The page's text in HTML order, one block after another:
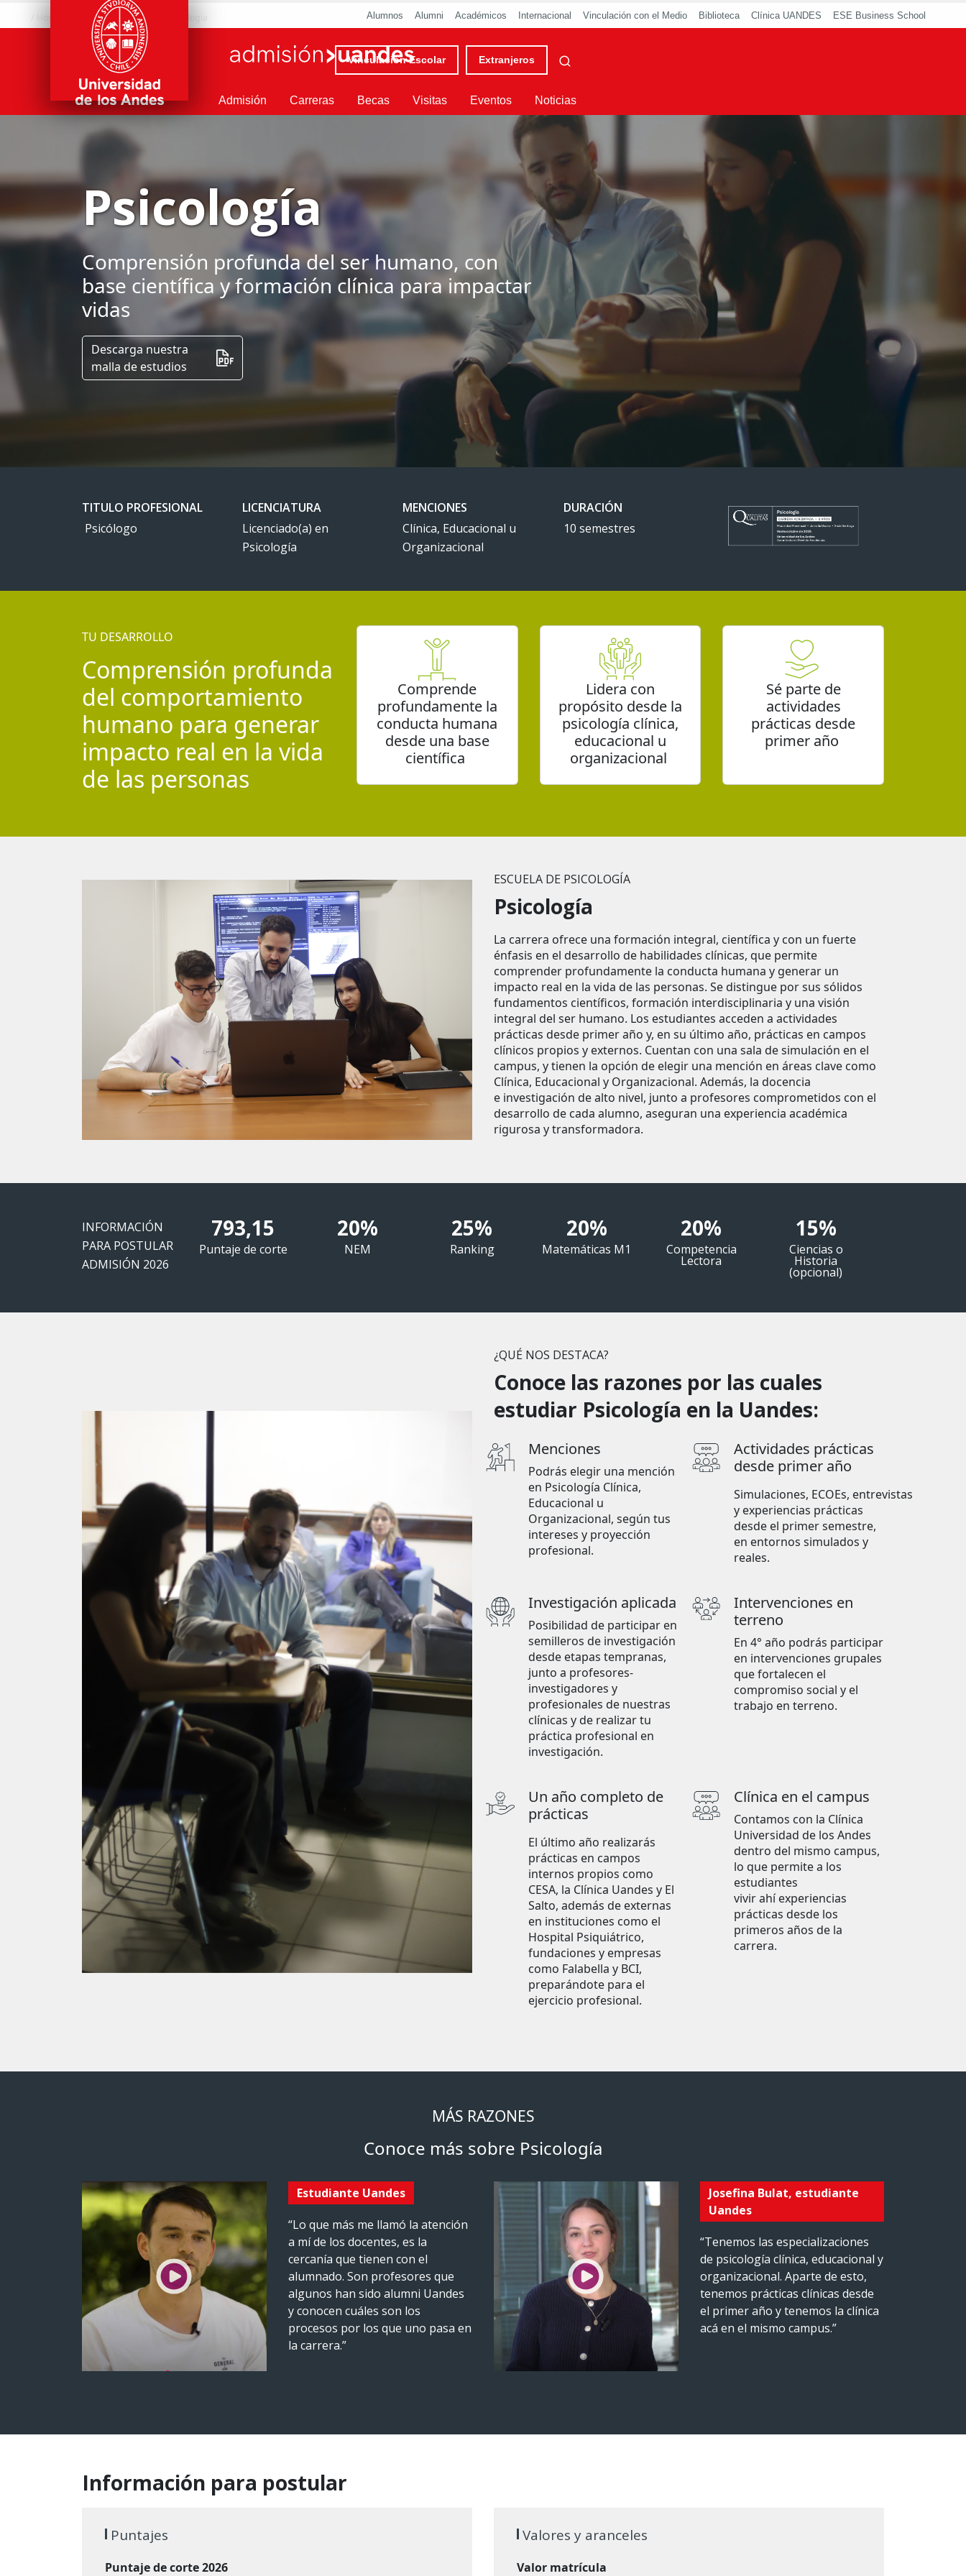
Alumnos Alumni Académicos Internacional Vinculación con el Medio Biblioteca Clínica UANDES ESE Business School
Vinculación Escolar Extranjeros
Admisión Carreras Becas Visitas Eventos Noticias
/ Carreras/ Área Salud
Comprensión profunda del ser humano, con
base científica y formación clínica para impactar
vidas
Psicología
Descarga nuestra
malla de estudios
TITULO PROFESIONAL
Psicólogo
LICENCIATURA
Licenciado(a) en
Psicología
MENCIONES
Clínica, Educacional u
Organizacional
DURACIÓN
10 semestres
TU DESARROLLO
Comprensión profunda
del comportamiento
humano para generar
impacto real en la vida
de las personas
Comprende
profundamente la
conducta humana
desde una base
científica
Lidera con
propósito desde la
psicología clínica,
educacional u
organizacional
Sé parte de
actividades
prácticas desde
primer año
ESCUELA DE PSICOLOGÍA
Psicología
La carrera ofrece una formación integral, científica y con un fuerte
énfasis en el desarrollo de habilidades clínicas, que permite
comprender profundamente la conducta humana y generar un
impacto real en la vida de las personas. Se distingue por sus sólidos
fundamentos científicos, formación interdisciplinaria y una visión
integral del ser humano. Los estudiantes acceden a actividades
prácticas desde primer año y, en su último año, prácticas en campos
clínicos propios y externos. Cuentan con una sala de simulación en el
campus, y tienen la opción de elegir una mención en áreas clave como
Clínica, Educacional y Organizacional. Además, la docencia
e investigación de alto nivel, junto a profesores comprometidos con el
desarrollo de cada alumno, aseguran una experiencia académica
rigurosa y transformadora.
INFORMACIÓN
PARA POSTULAR
ADMISIÓN 2026
793,15
Puntaje de corte
20%
NEM
25%
Ranking
20%
Matemáticas M1
20%
Competencia
Lectora
15%
Ciencias o
Historia
(opcional)
¿QUÉ NOS DESTACA?
Conoce las razones por las cuales
estudiar Psicología en la Uandes:
Menciones
Podrás elegir una mención
en Psicología Clínica,
Educacional u
Organizacional, según tus
intereses y proyección
profesional.
Actividades prácticas
desde primer año
Simulaciones, ECOEs, entrevistas
y experiencias prácticas
desde el primer semestre,
en entornos simulados y
reales.
Investigación aplicada
Posibilidad de participar en
semilleros de investigación
desde etapas tempranas,
junto a profesores-
investigadores y
profesionales de nuestras
clínicas y de realizar tu
práctica profesional en
investigación.
Intervenciones en
terreno
En 4° año podrás participar
en intervenciones grupales
que fortalecen el
compromiso social y el
trabajo en terreno.
Un año completo de
prácticas
El último año realizarás
prácticas en campos
internos propios como
CESA, la Clínica Uandes y El
Salto, además de externas
en instituciones como el
Hospital Psiquiátrico,
fundaciones y empresas
como Falabella y BCI,
preparándote para el
ejercicio profesional.
Clínica en el campus
Contamos con la Clínica
Universidad de los Andes
dentro del mismo campus,
lo que permite a los
estudiantes
vivir ahí experiencias
prácticas desde los
primeros años de la
carrera.
MÁS RAZONES
Conoce más sobre Psicología
Estudiante Uandes
“Lo que más me llamó la atención
a mí de los docentes, es la
cercanía que tienen con el
alumnado. Son profesores que
algunos han sido alumni Uandes
y conocen cuáles son los
procesos por los que uno pasa en
la carrera.”
Josefina Bulat, estudiante
Uandes
“Tenemos las especializaciones
de psicología clínica, educacional y
organizacional. Aparte de esto,
tenemos prácticas clínicas desde
el primer año y tenemos la clínica
acá en el mismo campus.”
Información para postular
Puntajes
Puntaje de corte 2026
Valores y aranceles
Valor matrícula